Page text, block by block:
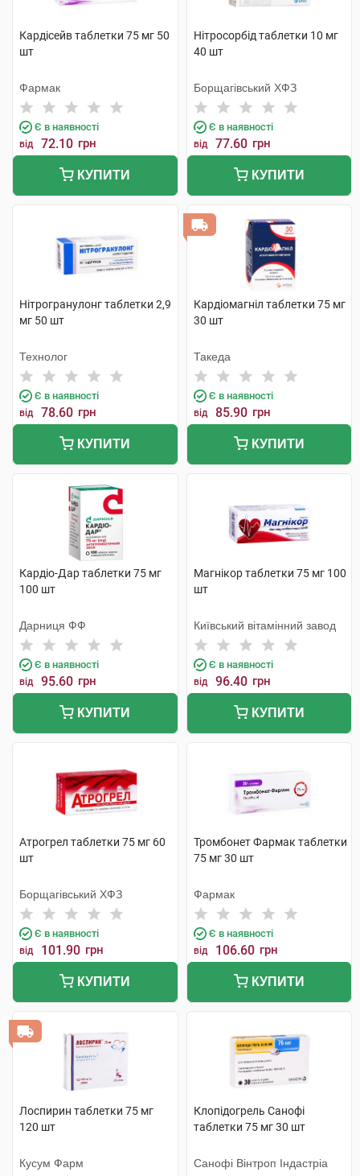
Кардісейв таблетки 75 мг 50
шт
Фармак
Є в наявності
від 72.10 грн
КУПИТИ
Нітросорбід таблетки 10 мг
40 шт
Борщагівський ХФЗ
Є в наявності
від 77.60 грн
КУПИТИ
Нітрогранулонг таблетки 2,9
мг 50 шт
Технолог
Є в наявності
від 78.60 грн
КУПИТИ
Кардіомагніл таблетки 75 мг
30 шт
Такеда
Є в наявності
від 85.90 грн
КУПИТИ
Кардіо-Дар таблетки 75 мг
100 шт
Дарниця ФФ
Є в наявності
від 95.60 грн
КУПИТИ
Магнікор таблетки 75 мг 100
шт
Київський вітамінний завод
Є в наявності
від 96.40 грн
КУПИТИ
Атрогрел таблетки 75 мг 60
шт
Борщагівський ХФЗ
Є в наявності
від 101.90 грн
КУПИТИ
Тромбонет Фармак таблетки
75 мг 30 шт
Фармак
Є в наявності
від 106.60 грн
КУПИТИ
Лоспирин таблетки 75 мг
120 шт
Кусум Фарм
Клопідогрель Санофі
таблетки 75 мг 30 шт
Санофі Вінтроп Індастріа